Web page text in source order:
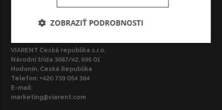
VIARENT Česká republika s.r.o.
Národní třída 3687/42, 695 01
Hodonín, Česká Republika
Telefon: +420 739 054 384
E-mail:
marketing@viarent.com
ZOBRAZIŤ PODROBNOSTI